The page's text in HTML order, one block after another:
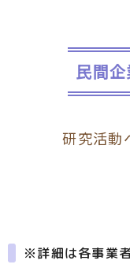
民間
研究活
※詳細は各事業